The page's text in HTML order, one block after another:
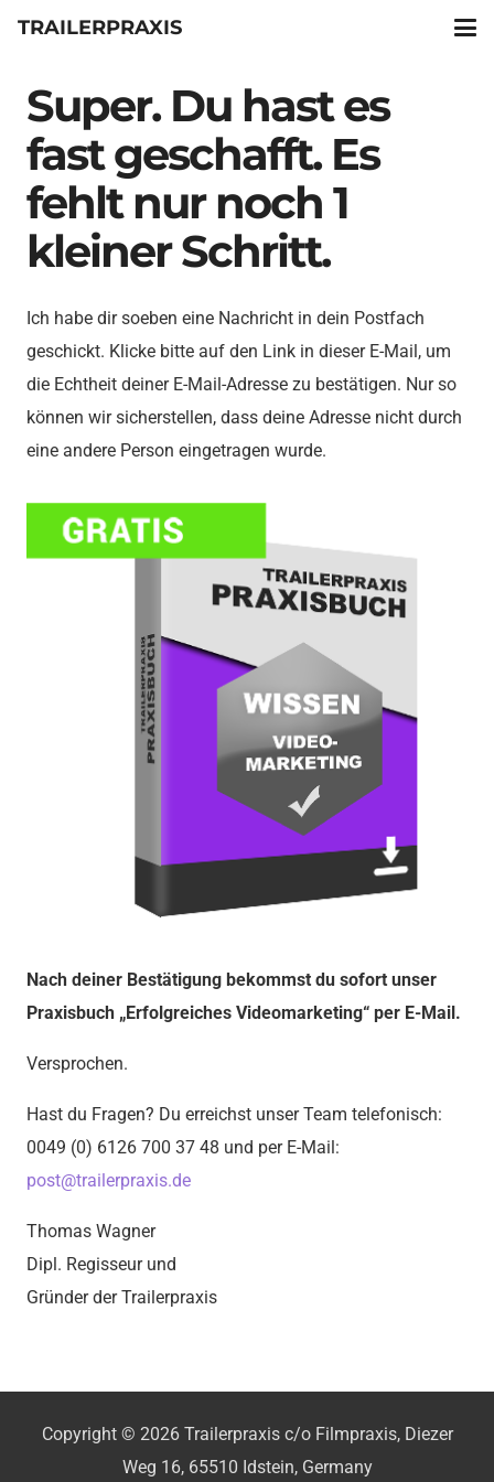
TRAILERPRAXIS
Super. Du hast es
fast geschafft. Es
fehlt nur noch 1
kleiner Schritt.
Ich habe dir soeben eine Nachricht in dein Postfach
geschickt. Klicke bitte auf den Link in dieser E-Mail, um
die Echtheit deiner E-Mail-Adresse zu bestätigen. Nur so
können wir sicherstellen, dass deine Adresse nicht durch
eine andere Person eingetragen wurde.
Nach deiner Bestätigung bekommst du sofort unser
Praxisbuch „Erfolgreiches Videomarketing“ per E-Mail.
Versprochen.
Hast du Fragen? Du erreichst unser Team telefonisch:
0049 (0) 6126 700 37 48 und per E-Mail:
post@trailerpraxis.de
Thomas Wagner
Dipl. Regisseur und
Gründer der Trailerpraxis
Copyright © 2026 Trailerpraxis c/o Filmpraxis, Diezer
Weg 16, 65510 Idstein, Germany